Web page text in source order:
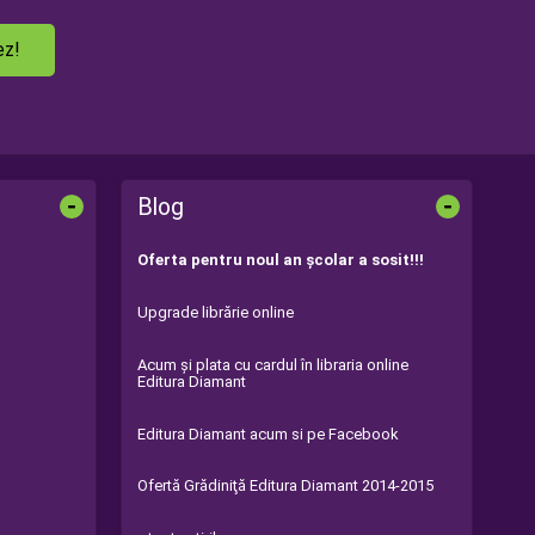
- Blog -
Oferta pentru noul an şcolar a sosit!!!
Upgrade librărie online
Acum şi plata cu cardul în libraria online
Editura Diamant
Editura Diamant acum si pe Facebook
Ofertă Grădiniţă Editura Diamant 2014-2015